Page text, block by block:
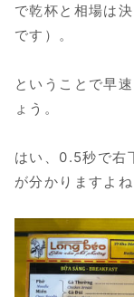
で乾杯と相場は
です）。
ということで早
ょう。
はい、0.5秒で右
が分かりますよ